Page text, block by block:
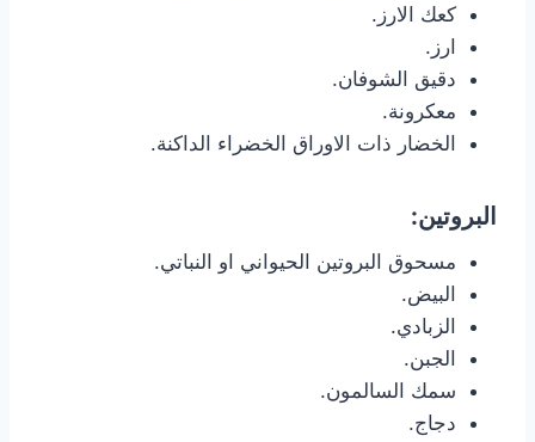
كعك الارز.
ارز.
دقيق الشوفان.
معكرونة.
الخضار ذات الاوراق الخضراء الداكنة.
البروتين:
مسحوق البروتين الحيواني او النباتي.
البيض.
الزبادي.
الجبن.
سمك السالمون.
دجاج.